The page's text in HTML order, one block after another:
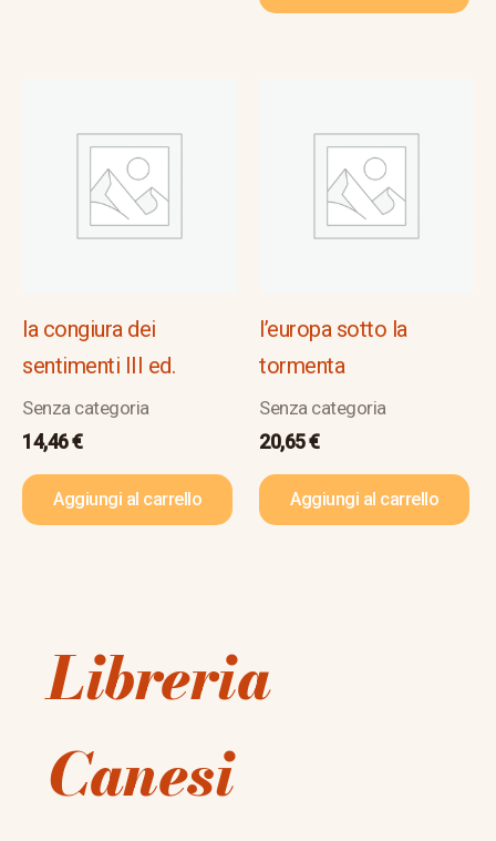
la congiura dei
sentimenti III ed.
Senza categoria
14,46€
Aggiungi al carrello
l’europa sotto la
tormenta
Senza categoria
20,65€
Aggiungi al carrello
Libreria
Canesi